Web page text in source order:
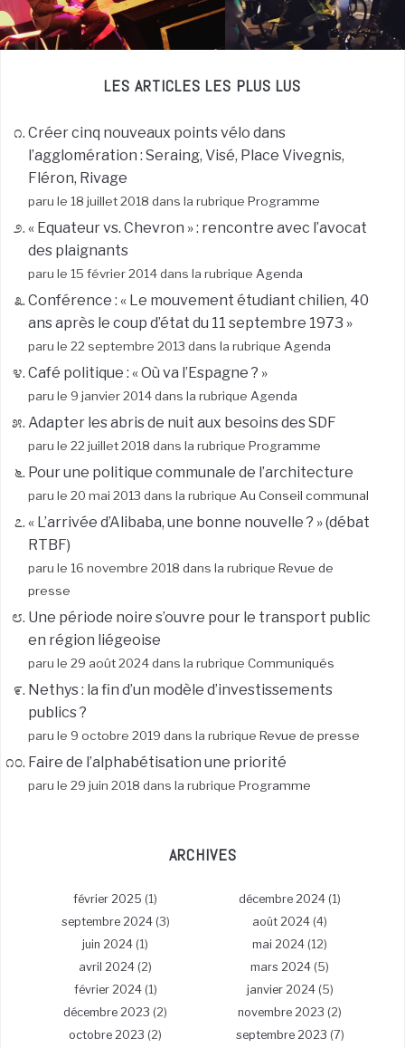
LES ARTICLES LES PLUS LUS
Créer cinq nouveaux points vélo dans
l’agglomération : Seraing, Visé, Place Vivegnis,
Fléron, Rivage
paru le 18 juillet 2018 dans la rubrique Programme
« Equateur vs. Chevron » : rencontre avec l’avocat
des plaignants
paru le 15 février 2014 dans la rubrique Agenda
Conférence : « Le mouvement étudiant chilien, 40
ans après le coup d’état du 11 septembre 1973 »
paru le 22 septembre 2013 dans la rubrique Agenda
Café politique : « Où va l’Espagne ? »
paru le 9 janvier 2014 dans la rubrique Agenda
Adapter les abris de nuit aux besoins des SDF
paru le 22 juillet 2018 dans la rubrique Programme
Pour une politique communale de l’architecture
paru le 20 mai 2013 dans la rubrique Au Conseil communal
« L’arrivée d’Alibaba, une bonne nouvelle ? » (débat
RTBF)
paru le 16 novembre 2018 dans la rubrique Revue de
presse
Une période noire s’ouvre pour le transport public
en région liégeoise
paru le 29 août 2024 dans la rubrique Communiqués
Nethys : la fin d’un modèle d’investissements
publics ?
paru le 9 octobre 2019 dans la rubrique Revue de presse
Faire de l’alphabétisation une priorité
paru le 29 juin 2018 dans la rubrique Programme
ARCHIVES
février 2025 (1) décembre 2024 (1)
septembre 2024(3) août 2024 (4)
juin 2024 (1) mai 2024 (12)
avril 2024 (2) mars 2024 (5)
février 2024(1) janvier 2024(5)
décembre 2023 (2) novembre 2023 (2)
octobre 2023 (2) septembre 2023 (7)